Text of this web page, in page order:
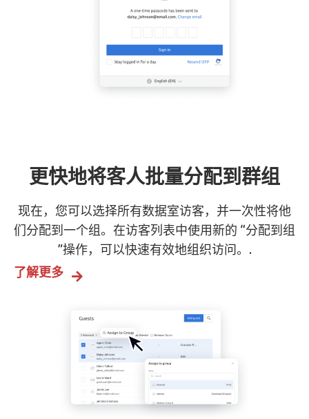
更快地将客人批量分配到群组
现在，您可以选择所有数据室访客，并一次性将他
们分配到一个组。在访客列表中使用新的 “分配到组
”操作，可以快速有效地组织访问。.
了解更多